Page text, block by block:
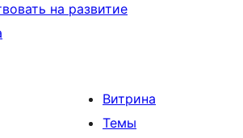
на развитие
Витрина
Темы